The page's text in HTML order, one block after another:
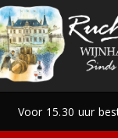
Voor 15.30 uur